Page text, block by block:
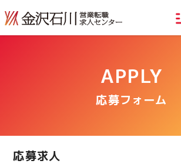
APPLY
応募フォーム
応募求人